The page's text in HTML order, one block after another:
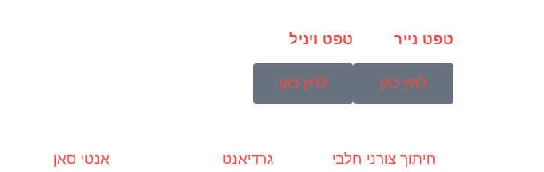
טפט נייר
לחץ כאן
טפט ויניל
לחץ כאן
חיתוך צורני חלבי
גרדיאנט
אנטי סאן